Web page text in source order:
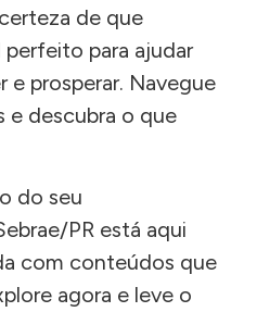
de que
para ajudar
e prosperar. Navegue
e descubra o que
do seu
PR está aqui
com conteúdos que
agora e leve o